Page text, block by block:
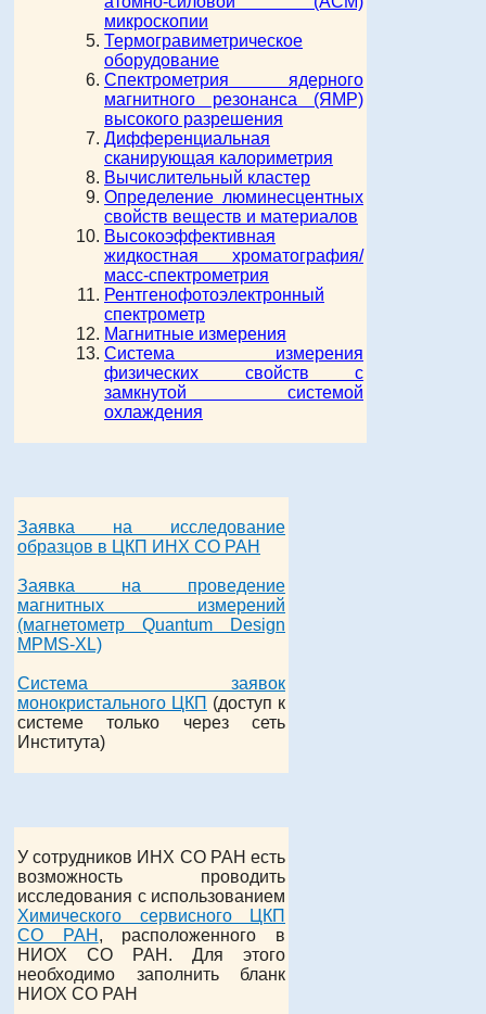
микроскопии
Термогравиметрическое
оборудование
Спектрометрия ядерного
магнитного резонанса (ЯМР)
высокого разрешения
Дифференциальная
сканирующая калориметрия
Вычислительный кластер
Определение люминесцентных
свойств веществ и материалов
Высокоэффективная
жидкостная хроматография/
масс-спектрометрия
Рентгенофотоэлектронный
спектрометр
Магнитные измерения
Система измерения
физических свойств с
замкнутой системой
охлаждения
Заявка на исследование
образцов в ЦКП ИНХ СО РАН
Заявка на проведение
магнитных измерений
(магнетометр Quantum Design
MPMS-XL)
Система заявок
монокристального ЦКП (доступ к
системе только через сеть
Института)
У сотрудников ИНХ СО РАН есть
возможность проводить
исследования с использованием
Химического сервисного ЦКП
СО РАН , расположенного в
НИОХ СО РАН. Для этого
необходимо заполнить бланк
НИОХ СО РАН